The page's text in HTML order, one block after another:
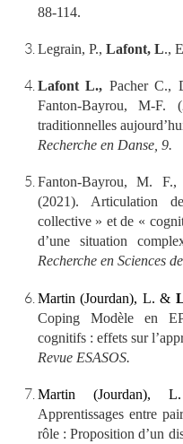
88-114.
Legrain, P., Lafont, L.,
Lafont L., Pacher C.,
Fanton-Bayrou, M-F.
traditionnelles
Recherche en Danse, 9.
Fanton-Bayrou, M.
(2021). Articulation
collective » et de «
d’une situation
Recherche en Sciences
Martin (Jourdan), L. &
Coping Modèle en
cognitifs : effets sur
Revue ESASOS.
Martin
Apprentissages entre
rôle : Proposition d’un